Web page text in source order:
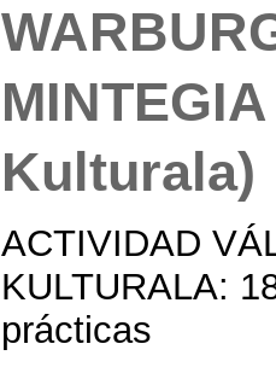
Kulturala)
ACTIVIDAD
KULTURALA:
prácticas